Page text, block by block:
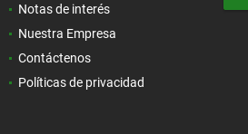
Notas de interés
Nuestra Empresa
Contáctenos
Políticas de privacidad